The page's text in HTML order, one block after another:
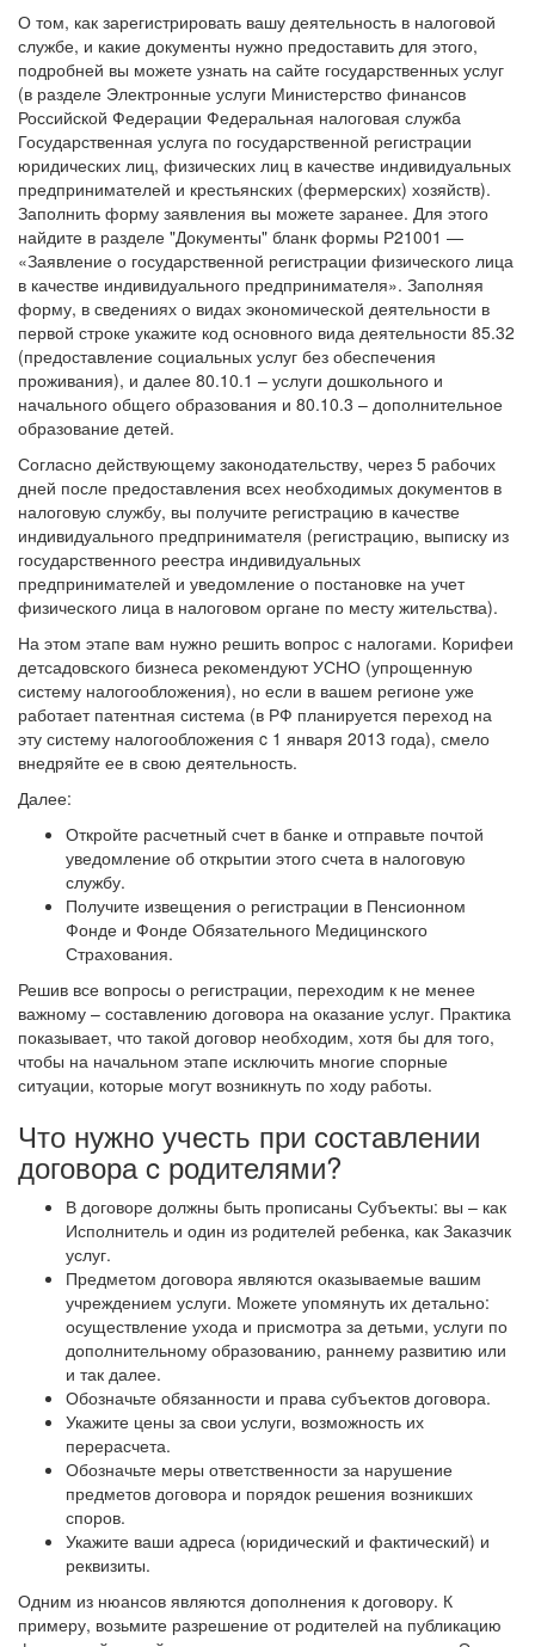
О том, как зарегистрировать вашу деятельность в налоговой
службе, и какие документы нужно предоставить для этого,
подробней вы можете узнать на сайте государственных услуг
(в разделе Электронные услуги Министерство финансов
Российской Федерации Федеральная налоговая служба
Государственная услуга по государственной регистрации
юридических лиц, физических лиц в качестве индивидуальных
предпринимателей и крестьянских (фермерских) хозяйств).
Заполнить форму заявления вы можете заранее. Для этого
найдите в разделе "Документы" бланк формы Р21001 —
«Заявление о государственной регистрации физического лица
в качестве индивидуального предпринимателя». Заполняя
форму, в сведениях о видах экономической деятельности в
первой строке укажите код основного вида деятельности 85.32
(предоставление социальных услуг без обеспечения
проживания), и далее 80.10.1 – услуги дошкольного и
начального общего образования и 80.10.3 – дополнительное
образование детей.
Согласно действующему законодательству, через 5 рабочих
дней после предоставления всех необходимых документов в
налоговую службу, вы получите регистрацию в качестве
индивидуального предпринимателя (регистрацию, выписку из
государственного реестра индивидуальных
предпринимателей и уведомление о постановке на учет
физического лица в налоговом органе по месту жительства).
На этом этапе вам нужно решить вопрос с налогами. Корифеи
детсадовского бизнеса рекомендуют УСНО (упрощенную
систему налогообложения), но если в вашем регионе уже
работает патентная система (в РФ планируется переход на
эту систему налогообложения c 1 января 2013 года), смело
внедряйте ее в свою деятельность.
Далее:
Откройте расчетный счет в банке и отправьте почтой
уведомление об открытии этого счета в налоговую
службу.
Получите извещения о регистрации в Пенсионном
Фонде и Фонде Обязательного Медицинского
Страхования.
Решив все вопросы о регистрации, переходим к не менее
важному – составлению договора на оказание услуг. Практика
показывает, что такой договор необходим, хотя бы для того,
чтобы на начальном этапе исключить многие спорные
ситуации, которые могут возникнуть по ходу работы.
Что нужно учесть при составлении
договора c родителями?
В договоре должны быть прописаны Субъекты: вы – как
Исполнитель и один из родителей ребенка, как Заказчик
услуг.
Предметом договора являются оказываемые вашим
учреждением услуги. Можете упомянуть их детально:
осуществление ухода и присмотра за детьми, услуги по
дополнительному образованию, раннему развитию или
и так далее.
Обозначьте обязанности и права субъектов договора.
Укажите цены за свои услуги, возможность их
перерасчета.
Обозначьте меры ответственности за нарушение
предметов договора и порядок решения возникших
споров.
Укажите ваши адреса (юридический и фактический) и
реквизиты.
Одним из нюансов являются дополнения к договору. К
примеру, возьмите разрешение от родителей на публикацию